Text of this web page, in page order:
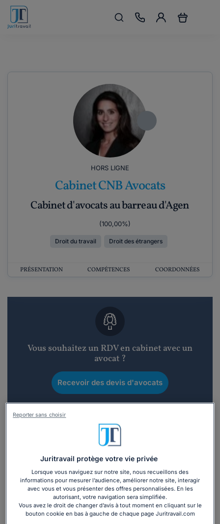
HORS LIGNE
Cabinet CNB Avocats
Cabinet d'avocats au barreau d'Agen
(100,00%)
Droit du travail Droit des étrangers
PRÉSENTATION COMPÉTENCES COORDONNÉES
Vous souhaitez un RDV en cabinet avec un
avocat ?
Recevoir des devis d'avocats
3 devis en 48h
Vous souhaitez une consultation par
téléphone ?
Consulter immédiatement
Juritravail protège votre vie privée
Lorsque vous naviguez sur notre site, nous recueillons des
informations pour mesurer l’audience, améliorer notre site, interagir
avec vous et vous présenter des offres personnalisées. En les
autorisant, votre navigation sera simplifiée.
Vous avez le droit de changer d’avis à tout moment en cliquant sur le
bouton cookie en bas à gauche de chaque page Juritravail.com
Reporter sans choisir